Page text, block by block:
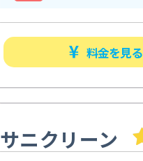
料金を見る
サニクリーン